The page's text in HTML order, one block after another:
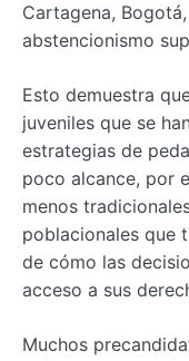
Cartagena,
abstencionismo
Esto demuestra
juveniles que se
estrategias de
poco alcance, por
menos
poblacionales que
de cómo las
acceso a sus
Muchos